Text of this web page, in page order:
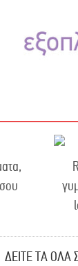
ΔΕΙΤΕ ΤΑ ΟΛΑ